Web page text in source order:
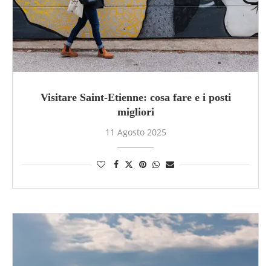
Visitare Saint-Etienne: cosa fare e i posti
migliori
11 Agosto 2025